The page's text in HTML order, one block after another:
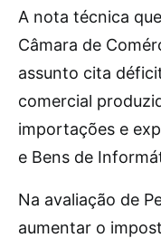
A nota técnica
Câmara de
assunto cita
comercial
importações e
e Bens de
Na avaliação de
aumentar o